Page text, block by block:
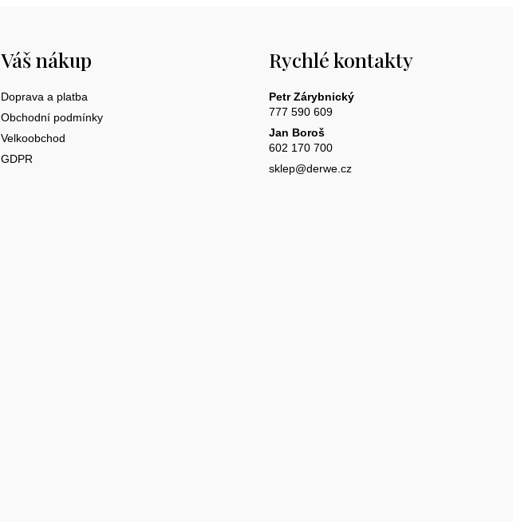
Váš nákup
Doprava a platba
Obchodní podmínky
Velkoobchod
GDPR
Rychlé kontakty
Petr Zárybnický
777 590 609
Jan Boroš
602 170 700
sklep@derwe.cz